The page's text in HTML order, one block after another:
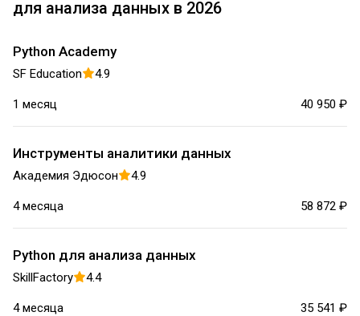
инвестиционными расчетами и финансовыми
для анализа данных в 2026
Python Academy
SF Education 4.9
1 месяц 40 950 ₽
Инструменты аналитики данных
Академия Эдюсон 4.9
4 месяца 58 872 ₽
Python для анализа данных
SkillFactory 4.4
4 месяца 35 541 ₽